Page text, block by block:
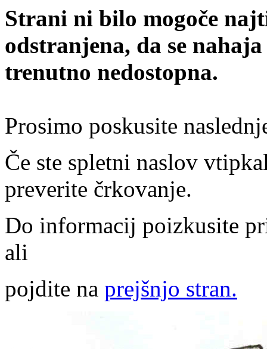
Strani ni bilo mogoče
odstranjena, da se
trenutno nedostopna.
Prosimo poskusite
Če ste spletni naslov
preverite črkovanje.
Do informacij poizkusite
ali
pojdite na prejšnjo stran.